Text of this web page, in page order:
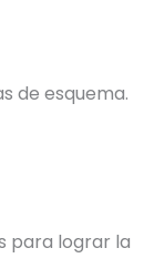
de esquema.
para lograr la